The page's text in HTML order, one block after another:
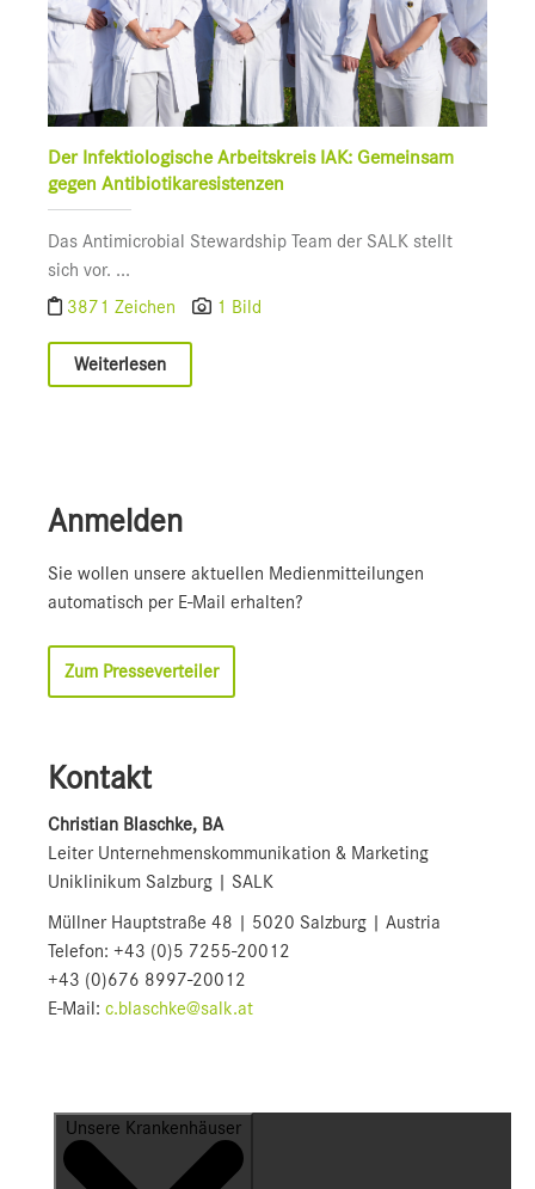
Der Infektiologische Arbeitskreis IAK: Gemeinsam
gegen Antibiotikaresistenzen
Das Antimicrobial Stewardship Team der SALK stellt
sich vor. ...
3871 Zeichen
1 Bild
Weiterlesen
Anmelden
Sie wollen unsere aktuellen Medienmitteilungen
automatisch per E-Mail erhalten?
Zum Presseverteiler
Kontakt
Christian Blaschke, BA
Leiter Unternehmenskommunikation & Marketing
Uniklinikum Salzburg | SALK
Müllner Hauptstraße 48 | 5020 Salzburg | Austria
Telefon: +43 (0)5 7255-20012
+43 (0)676 8997-20012
E-Mail: c.blaschke@salk.at
Unsere Krankenhäuser